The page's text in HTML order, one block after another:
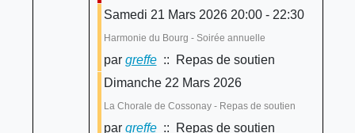
Samedi 21 Mars 2026 20:00 - 22:30
Harmonie du Bourg - Soirée annuelle
par greffe:: Repas de soutien
Dimanche 22 Mars 2026
La Chorale de Cossonay - Repas de soutien
par greffe:: Repas de soutien